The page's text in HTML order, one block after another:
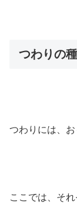
つわりの
つわりには、お
ここでは、そ